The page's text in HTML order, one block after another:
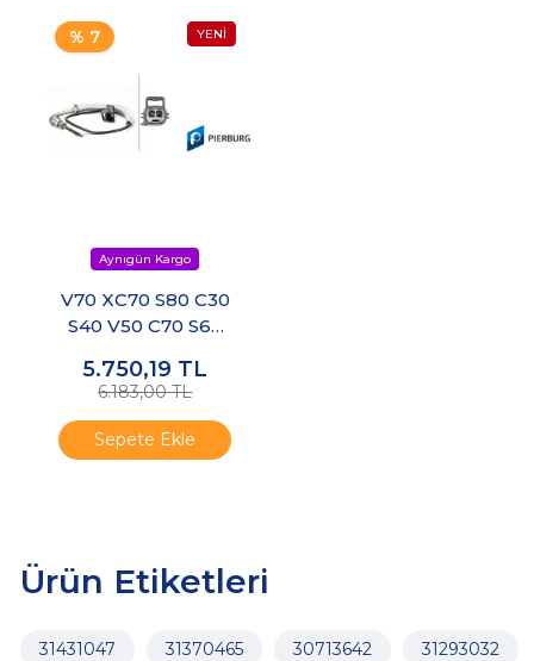
% 7
V70 XC70 S80 C30
S40 V50 C70 S60
Gazı Sıcaklık
Sensörü Arka
5.750,19 TL
6.183,00 TL
Sepete Ekle
Ürün Etiketleri
31431047 31370465 30713642 31293032